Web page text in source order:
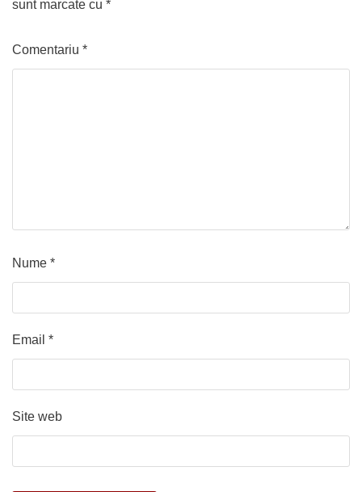
sunt marcate cu *
Comentariu *
Nume *
Email *
Site web